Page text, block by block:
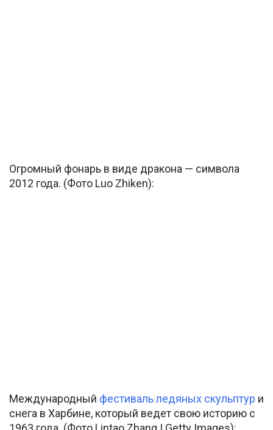
Огромный фонарь в виде дракона — символа
2012 года. (Фото Luo Zhiken):
Международный фестиваль ледяных скульптур и
снега в Харбине, который ведет свою историю с